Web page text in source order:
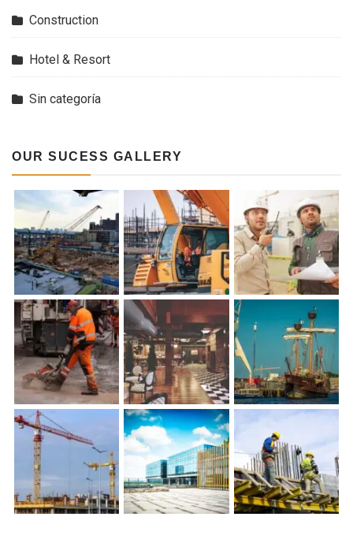
Construction
Hotel & Resort
Sin categoría
OUR SUCESS GALLERY